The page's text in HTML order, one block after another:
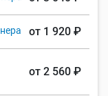
от 1 920 ₽
от 2 560 ₽